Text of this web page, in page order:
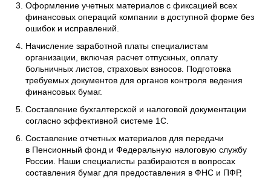
Оформление учетных материалов с фиксацией всех
финансовых операций компании в доступной форме без
ошибок и исправлений.
Начисление заработной платы специалистам
организации, включая расчет отпускных, оплату
больничных листов, страховых взносов. Подготовка
требуемых документов для органов контроля ведения
финансовых бумаг.
Составление бухгалтерской и налоговой документации
согласно эффективной системе 1С.
Составление отчетных материалов для передачи
в Пенсионный фонд и Федеральную налоговую службу
России. Наши специалисты разбираются в вопросах
составления бумаг для предоставления в ФНС и ПФР,